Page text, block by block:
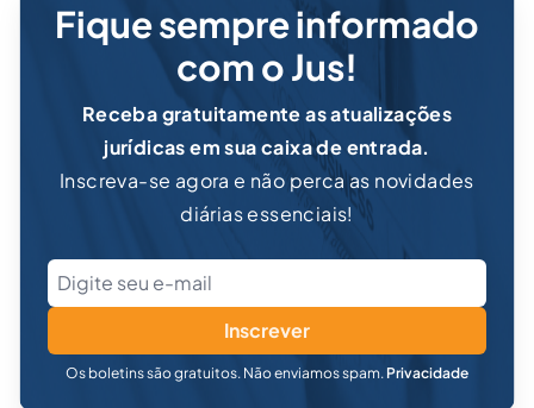
Fique sempre informado
com o Jus!
Receba gratuitamente as atualizações
jurídicas em sua caixa de entrada.
Inscreva-se agora e não perca as novidades
diárias essenciais!
Inscrever
Os boletins são gratuitos. Não enviamos spam. Privacidade